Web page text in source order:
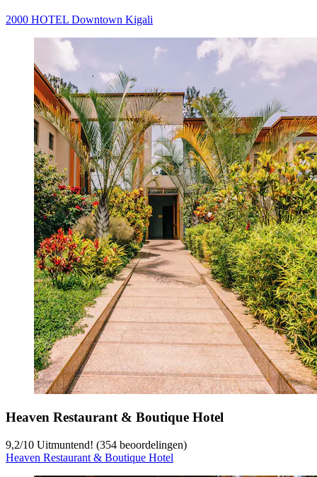
2000 HOTEL Downtown Kigali
Heaven Restaurant & Boutique Hotel
9,2/10 Uitmuntend! (354 beoordelingen)
Heaven Restaurant & Boutique Hotel